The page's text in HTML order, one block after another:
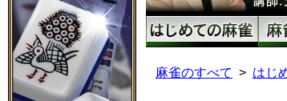
麻雀のすべて はじ